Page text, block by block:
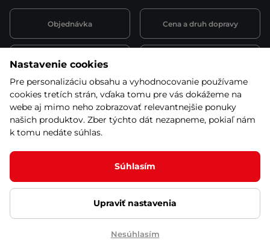
Ľutujeme, ale tento produkt už nie je zaradený v
Objednávka Cena a druh dopravy
Spôsob platby
Montáž a servis Reklamácie a záruka
Kariéra
© 2026 Stores inSPORTline SK, s.r.o. Všetky práva vyhradené
Ochrana osobných údajov Nastavenie cookies
Nastavenie cookies
Pre personalizáciu obsahu a vyhodnocovanie používame
cookies tretích strán, vďaka tomu pre vás dokážeme na
webe aj mimo neho zobrazovať relevantnejšie ponuky
našich produktov. Zber týchto dát nezapneme, pokiaľ nám
k tomu nedáte súhlas.
Súhlasím
Upraviť nastavenia
Nesúhlasím